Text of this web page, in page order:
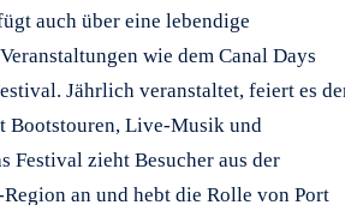
auch über eine lebendige
wie dem Canal Days
Jährlich veranstaltet, feiert es
Bootstouren, Live-Musik und
Festival zieht Besucher aus der
Region an und hebt die Rolle von Port